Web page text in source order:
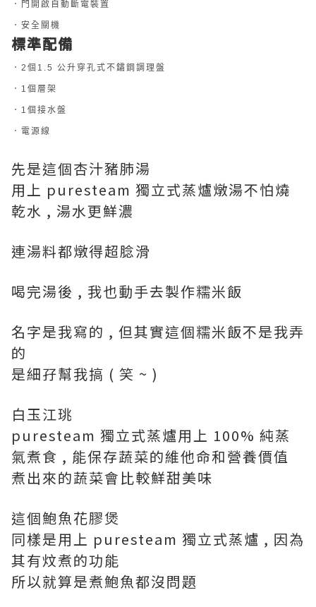
．門開啟自動斷電裝置
．安全關機
標準配備
．2個1.5 公升穿孔式不鏽鋼調理盤
．1個層架
．1個接水盤
．電源線
先是這個杏汁豬肺湯
用上 puresteam 獨立式蒸爐燉湯不怕燒
乾水 , 湯水更鮮濃
連湯料都燉得超腍滑
喝完湯後 , 我也動手去製作糯米飯
名字是我寫的 , 但其實這個糯米飯不是我弄
的
是細孖幫我搞 ( 笑 ~ )
白玉江珧
puresteam 獨立式蒸爐用上 100% 純蒸
氣煮食 , 能保存蔬菜的維他命和營養價值
煮出來的蔬菜會比較鮮甜美味
這個鮑魚花膠煲
同樣是用上 puresteam 獨立式蒸爐 , 因為
其有炆煮的功能
所以就算是煮鮑魚都沒問題